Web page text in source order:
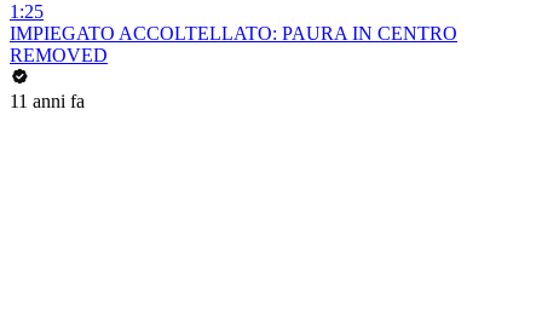
1:25
IMPIEGATO ACCOLTELLATO: PAURA IN CENTRO
REMOVED
11 anni fa